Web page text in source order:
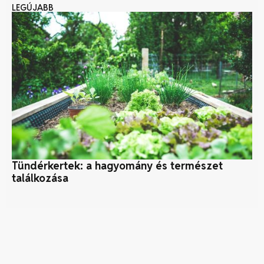
LEGÚJABB
Tündérkertek: a hagyomány és természet
találkozása